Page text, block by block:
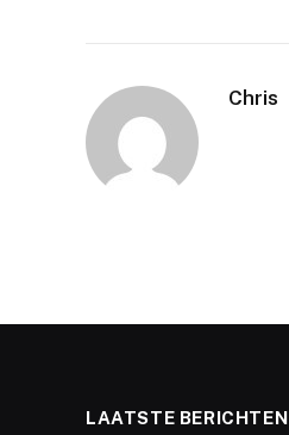
Chris
LAATSTE BERICHTEN